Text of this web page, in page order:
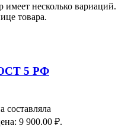
имеет несколько вариаций.
товара.
5 РФ
составляла
9 900.00 ₽.